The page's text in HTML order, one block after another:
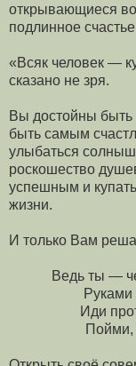
открывающиеся
подлинное
«Всяк человек —
сказано не зря.
Вы достойны
быть самым
улыбаться
роскошество
успешным и
жизни.
И только Вам
Ведь ты —
Руками
Иди
Пойми,